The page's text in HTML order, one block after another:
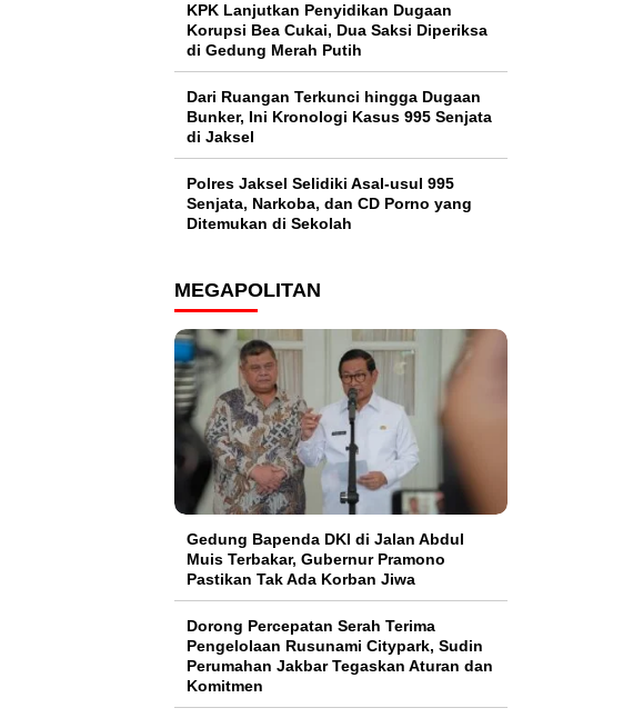
KPK Lanjutkan Penyidikan Dugaan
Korupsi Bea Cukai, Dua Saksi Diperiksa
di Gedung Merah Putih
Dari Ruangan Terkunci hingga Dugaan
Bunker, Ini Kronologi Kasus 995 Senjata
di Jaksel
Polres Jaksel Selidiki Asal-usul 995
Senjata, Narkoba, dan CD Porno yang
Ditemukan di Sekolah
MEGAPOLITAN
Gedung Bapenda DKI di Jalan Abdul
Muis Terbakar, Gubernur Pramono
Pastikan Tak Ada Korban Jiwa
Dorong Percepatan Serah Terima
Pengelolaan Rusunami Citypark, Sudin
Perumahan Jakbar Tegaskan Aturan dan
Komitmen